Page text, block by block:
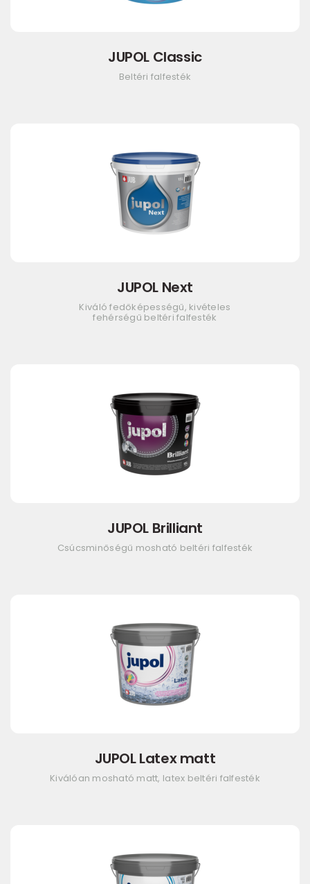
JUPOL Classic
Beltéri falfesték
JUPOL Next
Kiváló fedőképességű, kivételes
fehérségű beltéri falfesték
JUPOL Brilliant
Csúcsminőségű mosható beltéri falfesték
JUPOL Latex matt
Kiválóan mosható matt, latex beltéri falfesték